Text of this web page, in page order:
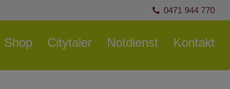
0471 944 770
Shop Citytaler Notdienst Kontakt